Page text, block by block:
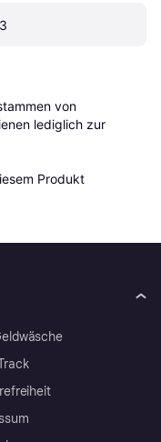
von
lediglich zur
Produkt